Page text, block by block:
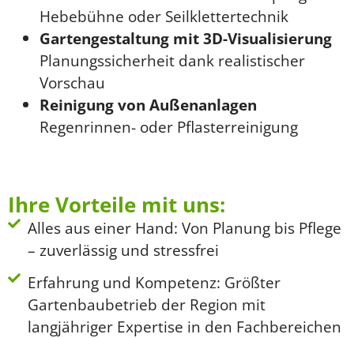
Hebebühne oder Seilklettertechnik
Gartengestaltung mit 3D-Visualisierung
Planungssicherheit dank realistischer
Vorschau
Reinigung von Außenanlagen
Regenrinnen- oder Pflasterreinigung
Ihre Vorteile mit uns:
Alles aus einer Hand: Von Planung bis Pflege
– zuverlässig und stressfrei
Erfahrung und Kompetenz: Größter
Gartenbaubetrieb der Region mit
langjähriger Expertise in den Fachbereichen